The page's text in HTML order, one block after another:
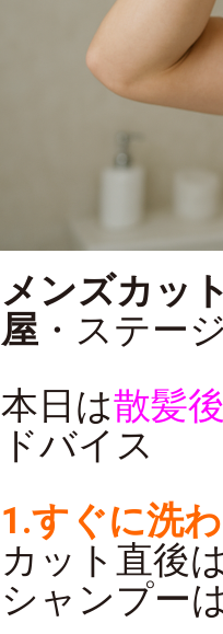
メンズカッ
屋 ・ステー
本日は散髪
ドバイス
1.すぐに洗
カット直後
シャンプー